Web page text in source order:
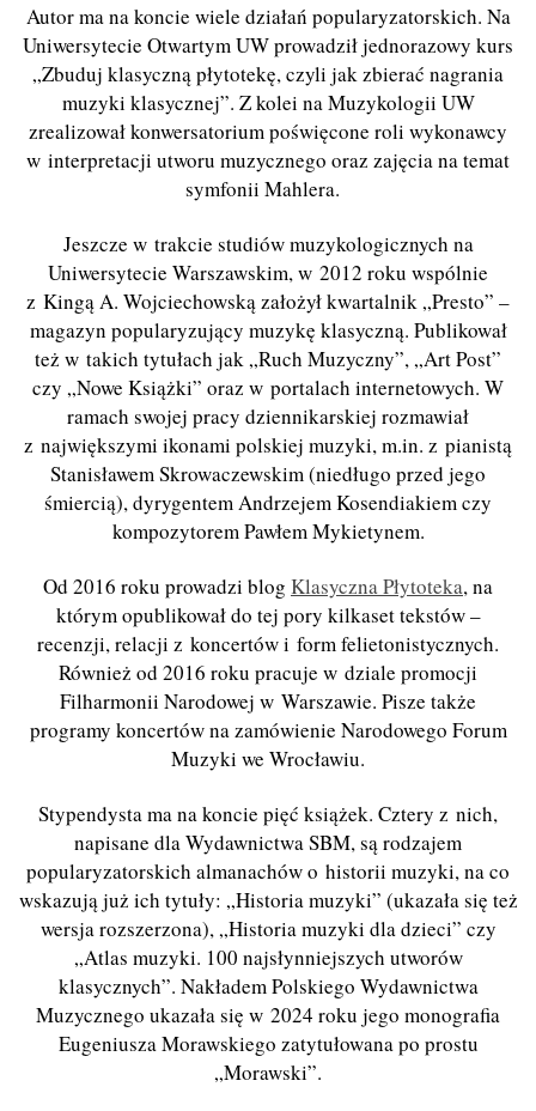
Autor ma na koncie wiele działań popularyzatorskich. Na
Uniwersytecie Otwartym UW prowadził jednorazowy kurs
„Zbuduj klasyczną płytotekę, czyli jak zbierać nagrania
muzyki klasycznej”. Z kolei na Muzykologii UW
zrealizował konwersatorium poświęcone roli wykonawcy
w interpretacji utworu muzycznego oraz zajęcia na temat
symfonii Mahlera.
Jeszcze w trakcie studiów muzykologicznych na
Uniwersytecie Warszawskim, w 2012 roku wspólnie
z Kingą A. Wojciechowską założył kwartalnik „Presto” –
magazyn popularyzujący muzykę klasyczną. Publikował
też w takich tytułach jak „Ruch Muzyczny”, „Art Post”
czy „Nowe Książki” oraz w portalach internetowych. W
ramach swojej pracy dziennikarskiej rozmawiał
z największymi ikonami polskiej muzyki, m.in. z pianistą
Stanisławem Skrowaczewskim (niedługo przed jego
śmiercią), dyrygentem Andrzejem Kosendiakiem czy
kompozytorem Pawłem Mykietynem.
Od 2016 roku prowadzi blog Klasyczna Płytoteka, na
którym opublikował do tej pory kilkaset tekstów –
recenzji, relacji z koncertów i form felietonistycznych.
Również od 2016 roku pracuje w dziale promocji
Filharmonii Narodowej w Warszawie. Pisze także
programy koncertów na zamówienie Narodowego Forum
Muzyki we Wrocławiu.
Stypendysta ma na koncie pięć książek. Cztery z nich,
napisane dla Wydawnictwa SBM, są rodzajem
popularyzatorskich almanachów o historii muzyki, na co
wskazują już ich tytuły: „Historia muzyki” (ukazała się też
wersja rozszerzona), „Historia muzyki dla dzieci” czy
„Atlas muzyki. 100 najsłynniejszych utworów
klasycznych”. Nakładem Polskiego Wydawnictwa
Muzycznego ukazała się w 2024 roku jego monografia
Eugeniusza Morawskiego zatytułowana po prostu
„Morawski”.